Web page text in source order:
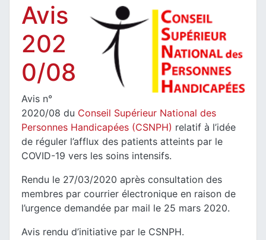
Avis
202
0/08
Avis n°
2020/08 du Conseil Supérieur National des
Personnes Handicapées (CSNPH) relatif à l’idée
de réguler l’afflux des patients atteints par le
COVID-19 vers les soins intensifs.
Rendu le 27/03/2020 après consultation des
membres par courrier électronique en raison de
l’urgence demandée par mail le 25 mars 2020.
Avis rendu d’initiative par le CSNPH.